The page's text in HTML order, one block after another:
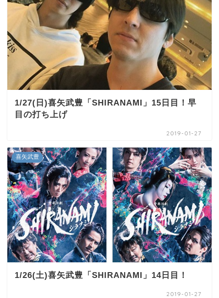
1/27(日)喜矢武豊「SHIRANAMI」15日目！早
目の打ち上げ
2019-01-27
喜矢武豊
1/26(土)喜矢武豊「SHIRANAMI」14日目！
2019-01-27